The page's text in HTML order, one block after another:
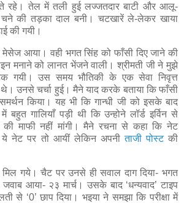
रहे। तेल में तली हुई लज्जतदार बाटी और आलू-
चने की तड़का दाल बनी। चटखारें ले-लेकर खाया
की गयी।
मेसेज आया। वही भगत सिंह को फाँसी दिए जाने की
मनाने को लानत भेंजने वाली। श्रीमती जी ने मुझे
गयी। उस समय भौतिकी के एक सेवा निवृत्त
उनसे चर्चा हुई। मैने याद करके बताया कि फाँसी
किया। यह भी कि गान्धी जी को इसके बाद
बहुत गालियाँ पड़ी थी कि उन्होने लॉर्ड इर्विन से
माफी नहीं मांगी। मैने रचना से कहा कि नेट
नेट पर तो आयीं लेकिन अपनीताजी पोस्टकी
मिल गये। चैट पर उनसे ही सवाल दाग दिया- भगत
आया- २३ मार्च। उसके बाद ‘धन्यवाद’ टाइप
से ‘0’ छाप दिया। भइया ने समझा कि परीक्षा में